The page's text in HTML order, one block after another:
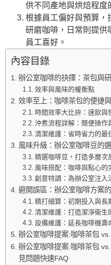
供不同產地與烘焙程度
根據員工偏好與預算，
研磨咖啡，日常則提供
員工喜好。
內容目錄
辦公室咖啡的抉擇：茶包與
效率與風味的權衡點
效率至上：咖啡茶包的便捷
時間效率大比拚：速飲與
沖煮流程詳解：簡便操作
清潔維護：省時省力的最
風味升級：辦公室咖啡豆的
精選咖啡豆，打造多層次
風味搭配：咖啡與點心的
創意特調：為辦公室注入
避開誤區：辦公室咖啡方案
精打細算：初期投入與長
清潔維護：打造潔淨衛生
設備維護：延長咖啡機壽
辦公室咖啡提案:咖啡茶包
辦公室咖啡提案:咖啡茶包
見問題快速FAQ